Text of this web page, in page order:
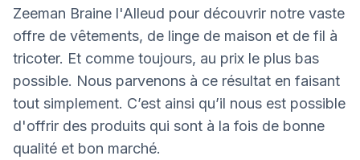
Zeeman Braine l'Alleud pour découvrir notre vaste
offre de vêtements, de linge de maison et de fil à
tricoter. Et comme toujours, au prix le plus bas
possible. Nous parvenons à ce résultat en faisant
tout simplement. C’est ainsi qu’il nous est possible
d'offrir des produits qui sont à la fois de bonne
qualité et bon marché.